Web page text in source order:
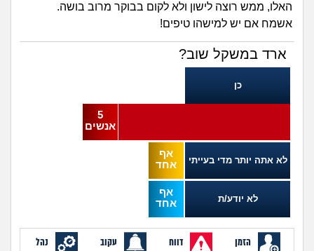
לימודים וסטודנטים
בית, שכנים ושותפים
פיננסי וכלכלה
האלו, ממש רוצה לישון ולא לקום בבוקר מרוב בושה.
אשמח אם יש למישהו טיפים!
ארד במשקל שוב?
כן
5
אנשים
לא אתה יותר מדי בעייתי
אף
אחד
לא יודע/ת
אף
אחד
הזמן דווח עקוב נהל